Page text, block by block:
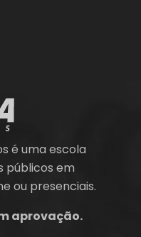
é uma escola
públicos em
ou presenciais.
aprovação.